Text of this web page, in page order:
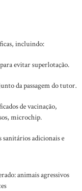
incluindo:
evitar superlotação.
da passagem do tutor.
de vacinação,
microchip.
adicionais e
animais agressivos